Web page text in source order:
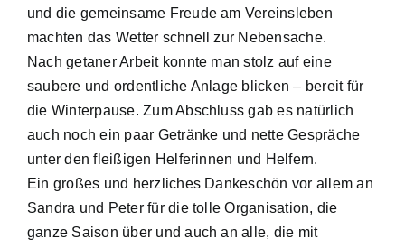
und die gemeinsame Freude am Vereinsleben
machten das Wetter schnell zur Nebensache.
Nach getaner Arbeit konnte man stolz auf eine
saubere und ordentliche Anlage blicken – bereit für
die Winterpause. Zum Abschluss gab es natürlich
auch noch ein paar Getränke und nette Gespräche
unter den fleißigen Helferinnen und Helfern.
Ein großes und herzliches Dankeschön vor allem an
Sandra und Peter für die tolle Organisation, die
ganze Saison über und auch an alle, die mit